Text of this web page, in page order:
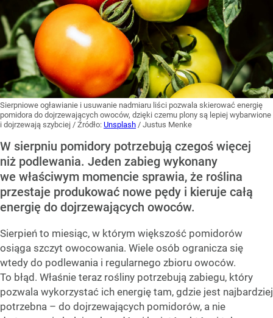
Sierpniowe ogławianie i usuwanie nadmiaru liści pozwala skierować energię
pomidora do dojrzewających owoców, dzięki czemu plony są lepiej wybarwione
i dojrzewają szybciej / Źródło: Unsplash / Justus Menke
W sierpniu pomidory potrzebują czegoś więcej
niż podlewania. Jeden zabieg wykonany
we właściwym momencie sprawia, że roślina
przestaje produkować nowe pędy i kieruje całą
energię do dojrzewających owoców.
Sierpień to miesiąc, w którym większość pomidorów
osiąga szczyt owocowania. Wiele osób ogranicza się
wtedy do podlewania i regularnego zbioru owoców.
To błąd. Właśnie teraz rośliny potrzebują zabiegu, który
pozwala wykorzystać ich energię tam, gdzie jest najbardziej
potrzebna – do dojrzewających pomidorów, a nie